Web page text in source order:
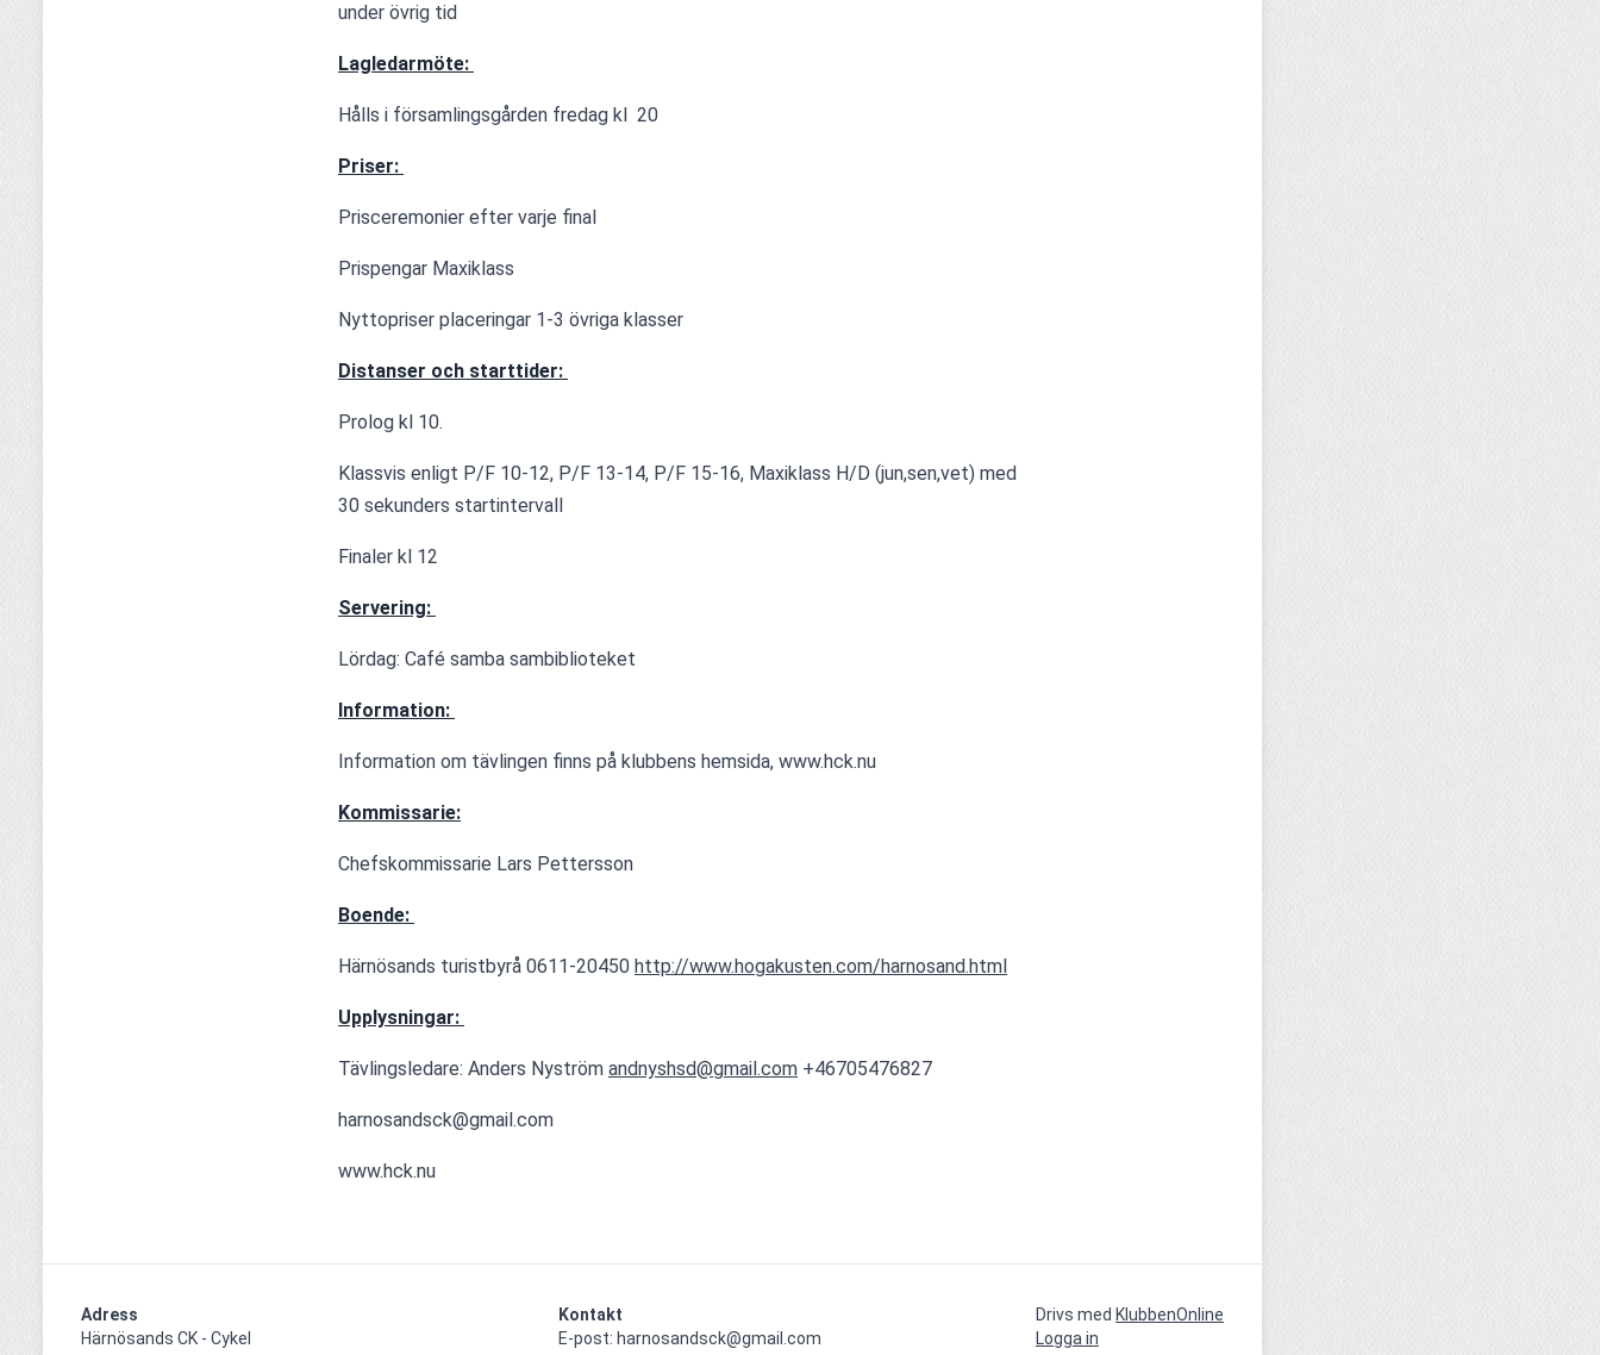
under övrig tid
Lagledarmöte:
Hålls i församlingsgården fredag kl  20
Priser:
Prisceremonier efter varje final
Prispengar Maxiklass
Nyttopriser placeringar 1-3 övriga klasser
Distanser och starttider:
Prolog kl 10.
Klassvis enligt P/F 10-12, P/F 13-14, P/F 15-16, Maxiklass H/D (jun,sen,vet) med
30 sekunders startintervall
Finaler kl 12
Servering:
Lördag: Café samba sambiblioteket
Information:
Information om tävlingen finns på klubbens hemsida, www.hck.nu
Kommissarie:
Chefskommissarie Lars Pettersson
Boende:
Härnösands turistbyrå 0611-20450 http://www.hogakusten.com/harnosand.html
Upplysningar:
Tävlingsledare: Anders Nyström andnyshsd@gmail.com +46705476827
harnosandsck@gmail.com
www.hck.nu
Adress
Härnösands CK - Cykel
Kontakt
E-post: harnosandsck@gmail.com
Drivs med KlubbenOnline
Logga in